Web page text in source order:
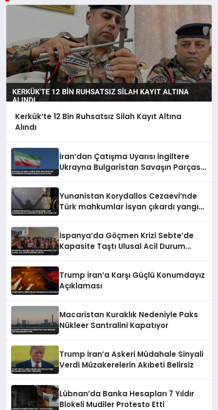
Kerkük’te 12 Bin Ruhsatsız Silah Kayıt Altına
Alındı
İran’dan Çatışma Uyarısı İngiltere
Ukrayna Bulgaristan Savaşın Parçası
Yunanistan Korydallos Cezaevi’nde
Türk mahkumlar isyan çıkardı yangın
İspanya’da Göçmen Krizi Sebte’de
Kapasite Taştı Ulusal Acil Durum
Trump İran’a Karşı Güçlü Konumdayız
Açıklaması
Macaristan Kuraklık Nedeniyle Paks
Nükleer Santralini Kapatıyor
Trump İran’a Askeri Müdahale Sinyali
Verdi Müzakerelerin Akıbeti Belirsiz
Lübnan’da Banka Hesapları 7 Yıldır
Blokeli Mudiler Protesto Etti